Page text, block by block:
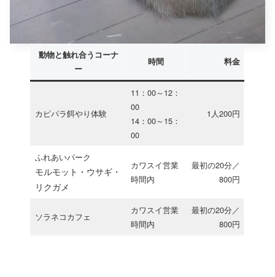
動物と触れ合うコーナ
ー
時間 料金
カピパラ餌やり体験
11：00～12：
00
14：00～15：
00
1人200円
ふれあいパーク
モルモット・ウサギ・
リクガメ
カワスイ営業
時間内
最初の20分／
800円
ソラネコカフェ
カワスイ営業
時間内
最初の20分／
800円